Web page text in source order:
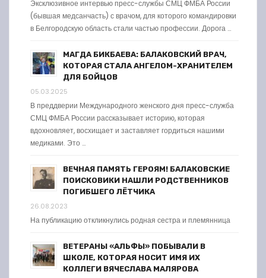
Эксклюзивное интервью пресс-службы СМЦ ФМБА России
(бывшая медсанчасть) с врачом, для которого командировки
в Белгородскую область стали частью профессии. Дорога …
МАГДА БИКБАЕВА: БАЛАКОВСКИЙ ВРАЧ,
КОТОРАЯ СТАЛА АНГЕЛОМ-ХРАНИТЕЛЕМ
ДЛЯ БОЙЦОВ
05.03.2025
В преддверии Международного женского дня пресс-служба
СМЦ ФМБА России рассказывает историю, которая
вдохновляет, восхищает и заставляет гордиться нашими
медиками. Это …
ВЕЧНАЯ ПАМЯТЬ ГЕРОЯМ! БАЛАКОВСКИЕ
ПОИСКОВИКИ НАШЛИ РОДСТВЕННИКОВ
ПОГИБШЕГО ЛЁТЧИКА
26.08.2023
На публикацию откликнулись родная сестра и племянница
ВЕТЕРАНЫ «АЛЬФЫ» ПОБЫВАЛИ В
ШКОЛЕ, КОТОРАЯ НОСИТ ИМЯ ИХ
КОЛЛЕГИ ВЯЧЕСЛАВА МАЛЯРОВА